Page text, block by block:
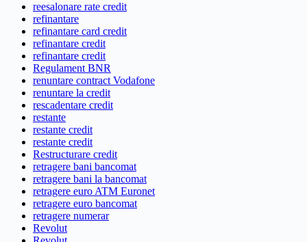
reesalonare rate credit
refinantare
refinantare card credit
refinantare credit
refinantare credit
Regulament BNR
renuntare contract Vodafone
renuntare la credit
rescadentare credit
restante
restante credit
restante credit
Restructurare credit
retragere bani bancomat
retragere bani la bancomat
retragere euro ATM Euronet
retragere euro bancomat
retragere numerar
Revolut